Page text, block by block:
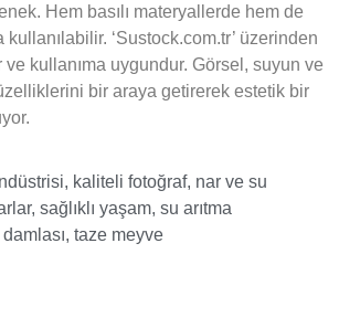
Hem basılı materyallerde hem de
‘Sustock.com.tr’ üzerinden
kullanıma uygundur. Görsel, suyun ve
bir araya getirerek estetik bir
, kaliteli fotoğraf, nar ve su
, sağlıklı yaşam, su arıtma
, taze meyve